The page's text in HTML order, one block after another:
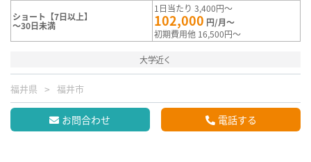
ショート【7日以上】
～30日未満
1日当たり 3,400円～
102,000 円/月～
初期費用他 16,500円～
大学近く
福井県 福井市
お問合わせ 電話する